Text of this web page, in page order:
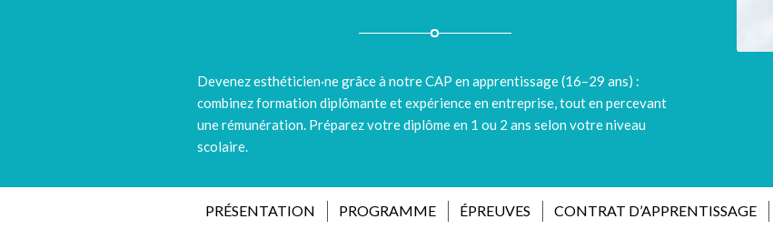
Devenez esthéticien·ne grâce à notre CAP en apprentissage (16–29 ans) :
combinez formation diplômante et expérience en entreprise, tout en percevant
une rémunération. Préparez votre diplôme en 1 ou 2 ans selon votre niveau
scolaire.
PRÉSENTATION PROGRAMME ÉPREUVES CONTRAT D’APPRENTISSAGE